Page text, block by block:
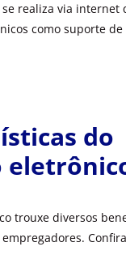
realiza via internet
como suporte de
do
trouxe diversos